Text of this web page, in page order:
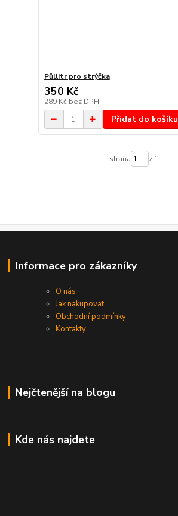
Půllitr pro strýčka
350 Kč
289 Kč bez DPH
Přidat do košíku
strana z 1
Informace pro zákazníky
O nás
Jak nakupovat
Obchodní podmínky
Kontakty
Nejčtenější na blogu
Kde nás najdete